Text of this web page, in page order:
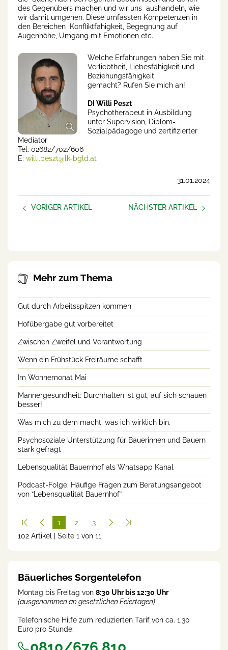
des Gegenübers machen und wir uns aushandeln, wie
wir damit umgehen. Diese umfassten Kompetenzen in
den Bereichen Konfliktfähigkeit, Begegnung auf
Augenhöhe, Umgang mit Emotionen etc.
Welche Erfahrungen haben Sie mit
Verliebtheit, Liebesfähigkeit und
Beziehungsfähigkeit
gemacht? Rufen Sie mich an!
DI Willi Peszt
Psychotherapeut in Ausbildung
unter Supervision, Diplom-
Sozialpädagoge und zertifizierter
Mediator
Tel. 02682/702/606
E: willi.peszt@lk-bgld.at
31.01.2024
VORIGER ARTIKEL
NÄCHSTER ARTIKEL
Mehr zum Thema
Gut durch Arbeitsspitzen kommen
Hofübergabe gut vorbereitet
Zwischen Zweifel und Verantwortung
Wenn ein Frühstück Freiräume schafft
Im Wonnemonat Mai
Männergesundheit: Durchhalten ist gut, auf sich schauen
besser!
Was mich zu dem macht, was ich wirklich bin.
Psychosoziale Unterstützung für Bäuerinnen und Bauern
stark gefragt
Lebensqualität Bauernhof als Whatsapp Kanal
Podcast-Folge: Häufige Fragen zum Beratungsangebot
von “Lebensqualität Bauernhof”
1
(cur
2
3
102 Artikel | Seite 1 von 11
Bäuerliches Sorgentelefon
Montag bis Freitag von 8:30 Uhr bis 12:30 Uhr
(ausgenommen an gesetzlichen Feiertagen)
Telefonische Hilfe zum reduzierten Tarif von ca. 1,30
Euro pro Stunde: